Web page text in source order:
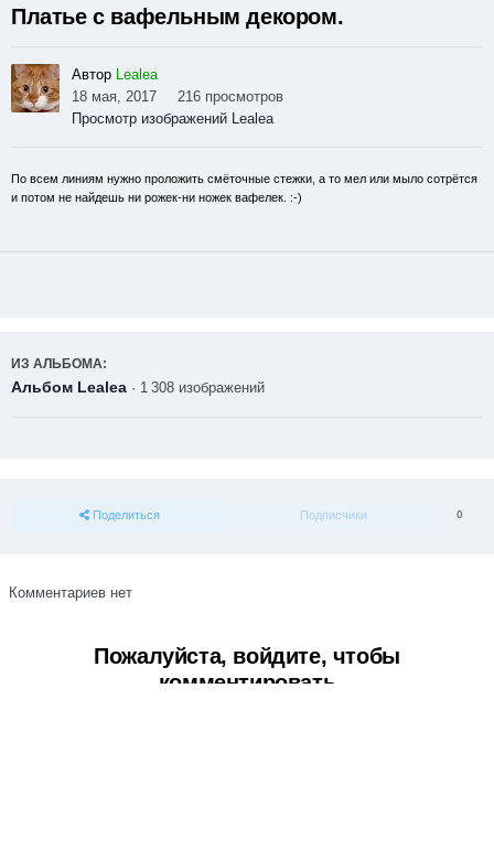
Платье с вафельным декором.
Автор Lealea
18 мая, 2017
216 просмотров
Просмотр изображений Lealea
По всем линиям нужно проложить смёточные стежки, а то мел или мыло сотрётся
и потом не найдешь ни рожек-ни ножек вафелек. :-)
ИЗ АЛЬБОМА:
Альбом Lealea · 1 308 изображений
Поделиться Подписчики 0
Комментариев нет
Пожалуйста, войдите, чтобы
комментировать